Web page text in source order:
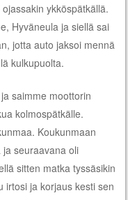
ykköspätkällä.
Hyväneula ja siellä sai
jotta auto jaksoi mennä
kulkupuolta.
saimme moottorin
kolmospätkälle.
Koukunmaan
seuraavana oli
sitten matka tyssäsikin
irtosi ja korjaus kesti sen